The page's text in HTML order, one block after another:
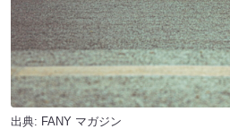
出典: FANY マガジン